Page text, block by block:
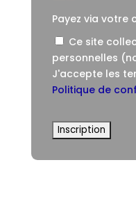
Payez via votre
Ce site
personnelles
J'accepte les
Politique de
Aucune valeur